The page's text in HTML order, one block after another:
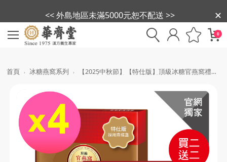
<< 外島地區未滿5000元恕不配送 >>
0
首頁 冰糖燕窩系列
(75ml*9入) 買二送二(售完為止)